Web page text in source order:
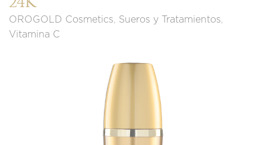
24K
OROGOLD Cosmetics Sueros y Tratamientos
Vitamina C